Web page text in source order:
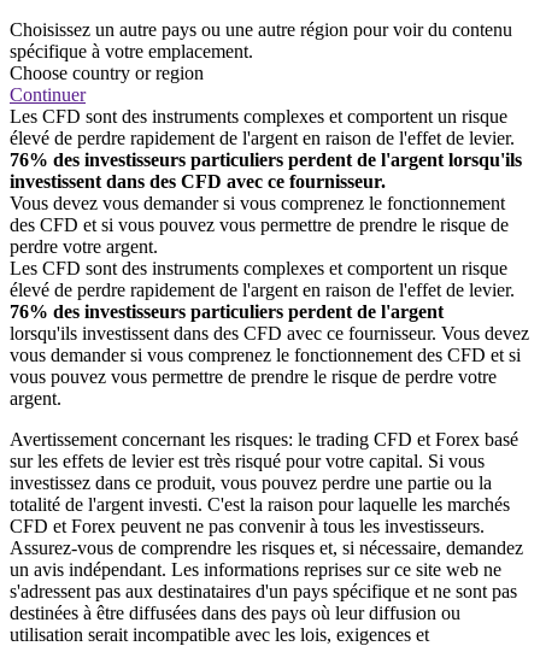
Choisissez un autre pays ou une autre région pour voir du contenu
spécifique à votre emplacement.
Choose country or region
Continuer
Les CFD sont des instruments complexes et comportent un risque
élevé de perdre rapidement de l'argent en raison de l'effet de levier.
76% des investisseurs particuliers perdent de l'argent lorsqu'ils
investissent dans des CFD avec ce fournisseur.
Vous devez vous demander si vous comprenez le fonctionnement
des CFD et si vous pouvez vous permettre de prendre le risque de
perdre votre argent.
Les CFD sont des instruments complexes et comportent un risque
élevé de perdre rapidement de l'argent en raison de l'effet de levier.
76% des investisseurs particuliers perdent de l'argent
lorsqu'ils investissent dans des CFD avec ce fournisseur. Vous devez
vous demander si vous comprenez le fonctionnement des CFD et si
vous pouvez vous permettre de prendre le risque de perdre votre
argent.
Avertissement concernant les risques: le trading CFD et Forex basé
sur les effets de levier est très risqué pour votre capital. Si vous
investissez dans ce produit, vous pouvez perdre une partie ou la
totalité de l'argent investi. C'est la raison pour laquelle les marchés
CFD et Forex peuvent ne pas convenir à tous les investisseurs.
Assurez-vous de comprendre les risques et, si nécessaire, demandez
un avis indépendant. Les informations reprises sur ce site web ne
s'adressent pas aux destinataires d'un pays spécifique et ne sont pas
destinées à être diffusées dans des pays où leur diffusion ou
utilisation serait incompatible avec les lois, exigences et